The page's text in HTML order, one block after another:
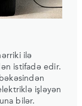
ilə
istifadə edir.
işləyən
bilər.